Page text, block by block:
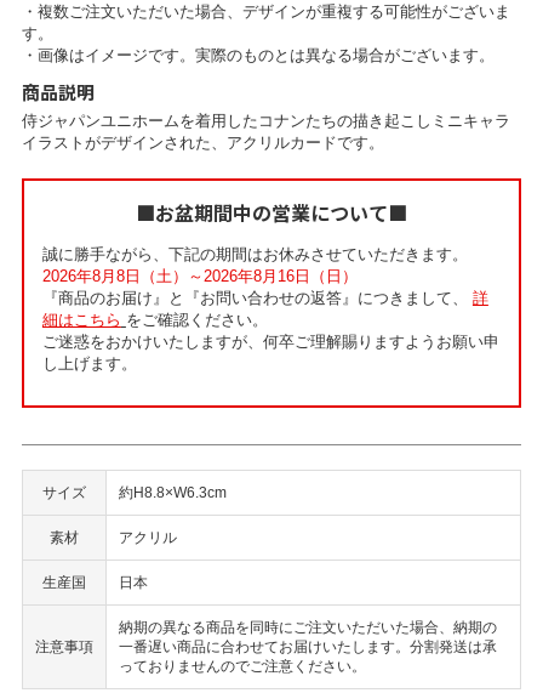
・複数ご注文いただいた場合、デザインが重複する可能性がございま
す。
・画像はイメージです。実際のものとは異なる場合がございます。
商品説明
侍ジャパンユニホームを着用したコナンたちの描き起こしミニキャラ
イラストがデザインされた、アクリルカードです。
■お盆期間中の営業について■
誠に勝手ながら、下記の期間はお休みさせていただきます。
2026年8月8日（土）～2026年8月16日（日）
『商品のお届け』と『お問い合わせの返答』につきまして、 詳
細はこちら をご確認ください。
ご迷惑をおかけいたしますが、何卒ご理解賜りますようお願い申
し上げます。
サイズ 約H8.8×W6.3cm
素材 アクリル
生産国 日本
注意事項
納期の異なる商品を同時にご注文いただいた場合、納期の
一番遅い商品に合わせてお届けいたします。分割発送は承
っておりませんのでご注意ください。